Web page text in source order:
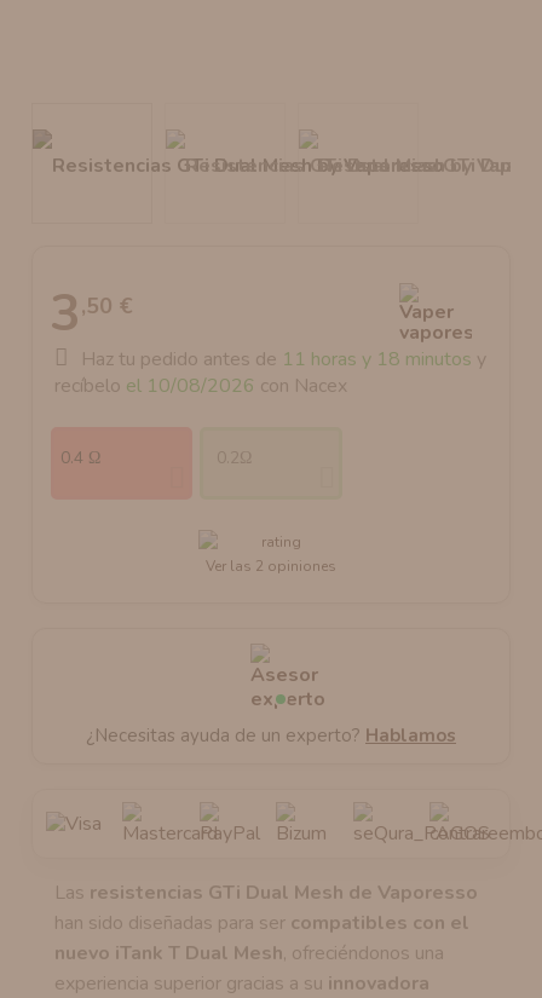
Las resistencias GTi Dual Mesh de Vaporesso
han sido diseñadas para ser compatibles con el
nuevo iTank T Dual Mesh, ofreciéndonos una
experiencia superior gracias a su innovadora
3,50 €
Haz tu pedido antes de 11 horas y 18 minutos y
recíbelo el 10/08/2026 con Nacex
0.4 Ω 0.2Ω
Ver las 2 opiniones
¿Necesitas ayuda de un experto? Hablamos